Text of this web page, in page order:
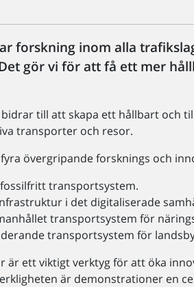
forskning inom alla
gör vi för att få ett mer
till att skapa ett hållbart och
transporter och resor.
övergripande forsknings och
transportsystem.
i det digitaliserade
transportsystem för
transportsystem för
är ett viktigt verktyg för att öka
är demonstrationer en